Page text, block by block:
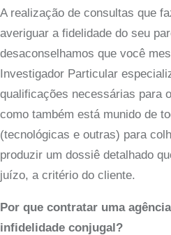
A realização de consultas que
averiguar a fidelidade do seu
desaconselhamos que você
Investigador Particular
qualificações necessárias para
como também está munido de
(tecnológicas e outras) para
produzir um dossiê detalhado
juízo, a critério do cliente.
Por que contratar uma
infidelidade conjugal?